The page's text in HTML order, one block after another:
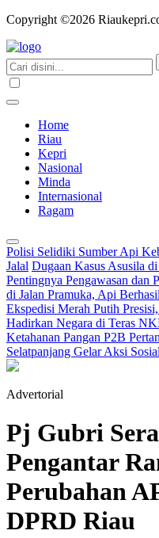
Copyright ©2026
Home
Riau
Kepri
Nasional
Minda
Internasional
Ragam
Polisi Selidiki Sumber Api
Jalal Dugaan Kasus Asusila
Pentingnya Pengawasan dan
di Jalan Pramuka, Api
Ekspedisi Merah Putih
Hadirkan Negara di Teras
Ketahanan Pangan P2B
Selatpanjang Gelar Aksi
Advertorial
Pj Gubri
Pengantar
Perubahan
DPRD Riau